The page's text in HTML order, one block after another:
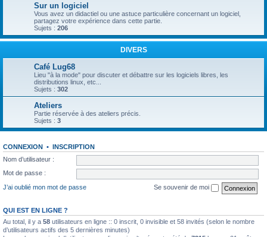
Sur un logiciel
Vous avez un didactiel ou une astuce particulière concernant un logiciel,
partagez votre expérience dans cette partie.
Sujets : 206
DIVERS
Café Lug68
Lieu "à la mode" pour discuter et débattre sur les logiciels libres, les
distributions linux, etc...
Sujets : 302
Ateliers
Partie réservée à des ateliers précis.
Sujets : 3
CONNEXION • INSCRIPTION
Nom d’utilisateur :
Mot de passe :
J’ai oublié mon mot de passe
Se souvenir de moi
QUI EST EN LIGNE ?
Au total, il y a 58 utilisateurs en ligne :: 0 inscrit, 0 invisible et 58 invités (selon le nombre
d’utilisateurs actifs des 5 dernières minutes)